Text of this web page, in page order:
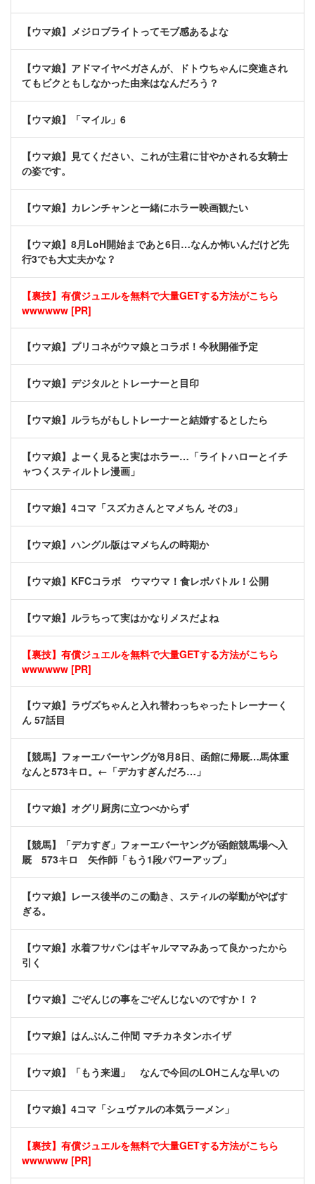
【ウマ娘】メジロブライトってモブ感あるよな
【ウマ娘】アドマイヤベガさんが、ドトウちゃんに突進され
てもビクともしなかった由来はなんだろう？
【ウマ娘】「マイル」6
【ウマ娘】見てください、これが主君に甘やかされる女騎士
の姿です。
【ウマ娘】カレンチャンと一緒にホラー映画観たい
【ウマ娘】8月LoH開始まであと6日…なんか怖いんだけど先
行3でも大丈夫かな？
【裏技】有償ジュエルを無料で大量GETする方法がこちら
wwwwww [PR]
【ウマ娘】プリコネがウマ娘とコラボ！今秋開催予定
【ウマ娘】デジタルとトレーナーと目印
【ウマ娘】ルラちがもしトレーナーと結婚するとしたら
【ウマ娘】よーく見ると実はホラー…「ライトハローとイチ
ャつくスティルトレ漫画」
【ウマ娘】4コマ「スズカさんとマメちん その3」
【ウマ娘】ハングル版はマメちんの時期か
【ウマ娘】KFCコラボ ウマウマ！食レポバトル！公開
【ウマ娘】ルラちって実はかなりメスだよね
【裏技】有償ジュエルを無料で大量GETする方法がこちら
wwwwww [PR]
【ウマ娘】ラヴズちゃんと入れ替わっちゃったトレーナーく
ん 57話目
【競馬】フォーエバーヤングが8月8日、函館に帰厩…馬体重
なんと573キロ。←「デカすぎんだろ…」
【ウマ娘】オグリ厨房に立つべからず
【競馬】「デカすぎ」フォーエバーヤングが函館競馬場へ入
厩 573キロ 矢作師「もう1段パワーアップ」
【ウマ娘】レース後半のこの動き、スティルの挙動がやばす
ぎる。
【ウマ娘】水着フサパンはギャルママみあって良かったから
引く
【ウマ娘】ごぞんじの事をごぞんじないのですか！？
【ウマ娘】はんぶんこ仲間 マチカネタンホイザ
【ウマ娘】「もう来週」 なんで今回のLOHこんな早いの
【ウマ娘】4コマ「シュヴァルの本気ラーメン」
【裏技】有償ジュエルを無料で大量GETする方法がこちら
wwwwww [PR]